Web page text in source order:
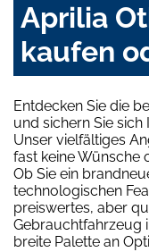
Aprilia
kaufen
Entdecken Sie die
und sichern Sie
Unser vielfältiges
fast keine Wünsche
Ob Sie ein
technologischen
preiswertes, aber
Gebrauchtfahrzeug
breite Palette an